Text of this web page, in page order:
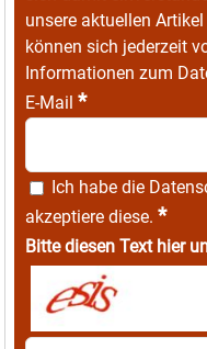
unsere aktuellen
können sich jederzeit
Informationen zum
E-Mail *
Ich habe die
akzeptiere diese. *
Bitte diesen Text hier